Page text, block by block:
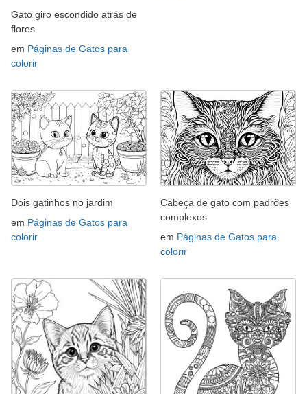
Gato giro escondido atrás de
flores
em Páginas de Gatos para
colorir
Dois gatinhos no jardim
em Páginas de Gatos para
colorir
Cabeça de gato com padrões
complexos
em Páginas de Gatos para
colorir